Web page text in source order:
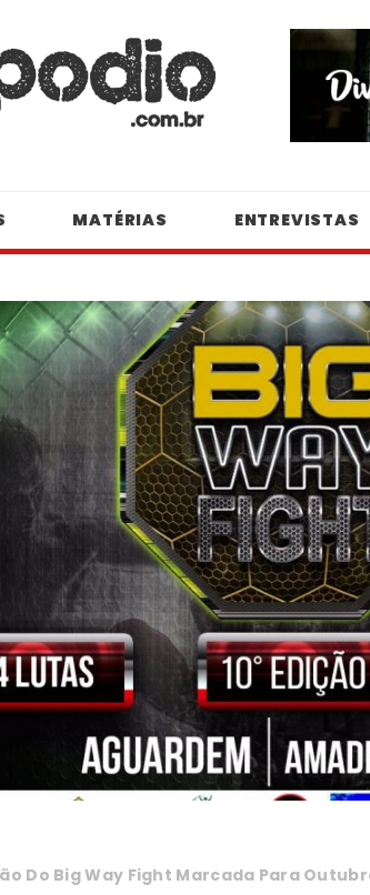
MATÉRIAS ENTREVISTAS
Do Big Way Fight Marcada Para